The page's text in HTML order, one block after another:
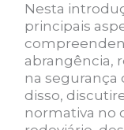
Nesta
principais
abrangência,
na segurança
disso,
normativa no